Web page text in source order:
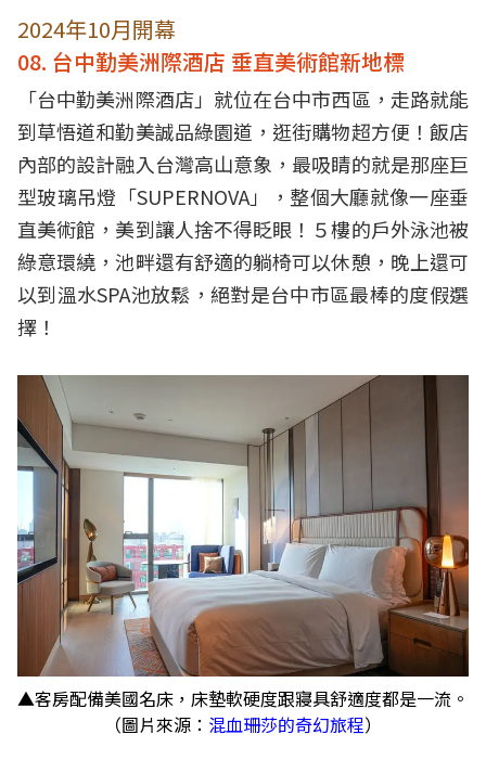
2024年10月開幕
08. 台中勤美洲際酒店 垂直美術館新地標
「台中勤美洲際酒店」就位在台中市西區，走路就能
到草悟道和勤美誠品綠園道，逛街購物超方便！飯店
內部的設計融入台灣高山意象，最吸睛的就是那座巨
型玻璃吊燈「SUPERNOVA」，整個大廳就像一座垂
直美術館，美到讓人捨不得眨眼！５樓的戶外泳池被
綠意環繞，池畔還有舒適的躺椅可以休憩，晚上還可
以到溫水SPA池放鬆，絕對是台中市區最棒的度假選
擇！
▲客房配備美國名床，床墊軟硬度跟寢具舒適度都是一流。
（圖片來源： 混血珊莎的奇幻旅程）